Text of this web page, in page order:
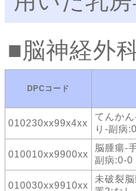
脳神経外
DPCコード
010230xx99x4xx
てんか
り-副病
010010xx9900xx
脳腫瘍-
副病:0-0
010030xx9910xx
未破裂